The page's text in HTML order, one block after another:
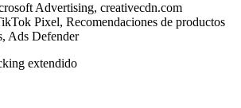
Advertising, creativecdn.com
Pixel, Recomendaciones de productos
Ads Defender
extendido